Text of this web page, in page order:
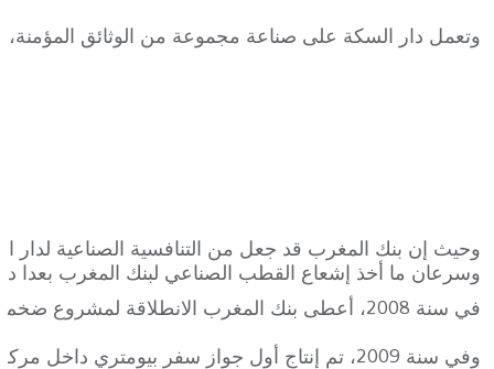
وتعمل دار السكة على صناعة مجموعة من الوثائق المؤمنة،
وحيث إن بنك المغرب قد جعل من التنافسية الصناعية لدار السكة محور اهتماماته، فقد عمل سنة 1992 على إنشاء خط
وسرعان ما أخذ إشعاع القطب الصناعي لبنك المغرب بعدا
في سنة 2008، أعطى بنك المغرب الانطلاقة لمشروع ضخم يهم تحديث تجهيزات الإنتاج المستعملة في دار السكة.
وفي سنة 2009، تم إنتاج أول جواز سفر بيومتري داخل مركز أُعِدَّ خصيصا من أجل صناعة وتشخيص هذا الجيل الجديد من جوازات السفر.